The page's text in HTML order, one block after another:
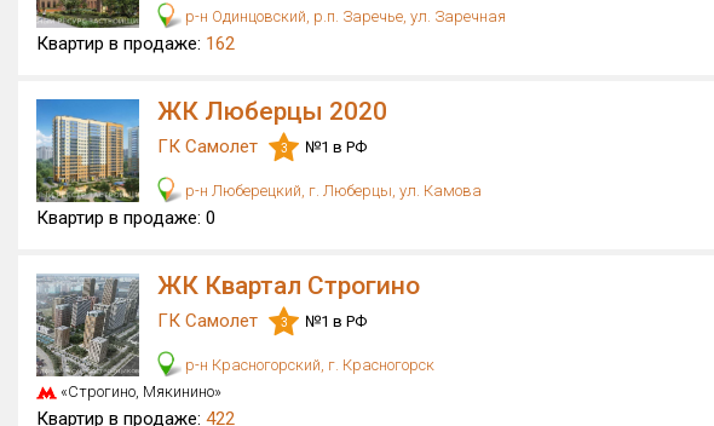
р-н Одинцовский, р.п. Заречье, ул. Заречная
Квартир в продаже: 162
ЖК Люберцы 2020
ГК Самолет 3 №1 в РФ
р-н Люберецкий, г. Люберцы, ул. Камова
Квартир в продаже: 0
ЖК Квартал Строгино
ГК Самолет 3 №1 в РФ
р-н Красногорский, г. Красногорск
«Строгино, Мякинино»
Квартир в продаже: 422